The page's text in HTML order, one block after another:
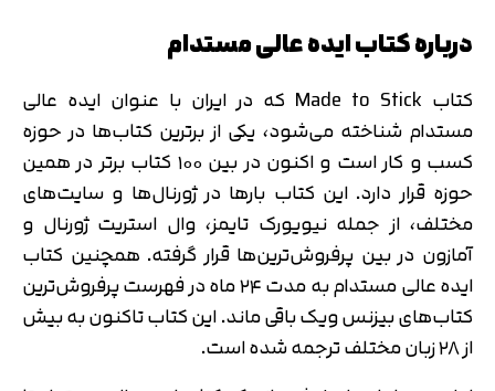
درباره کتاب ایده عالی مستدام
کتاب Made to Stick که در ایران با عنوان ایده عالی
مستدام شناخته می‌شود، یکی از برترین کتاب‌ها در حوزه
کسب و کار است و اکنون در بین ۱۰۰ کتاب برتر در همین
حوزه قرار دارد. این کتاب بارها در ژورنال‌ها و سایت‌های
مختلف، از جمله نیویورک تایمز، وال استریت ژورنال و
آمازون در بین پرفروش‌ترین‌ها قرار گرفته. همچنین کتاب
ایده عالی مستدام به مدت ۲۴ ماه در فهرست پرفروش‌ترین
کتاب‌های بیزنس ویک باقی ماند. این کتاب تاکنون به بیش
از ۲۸ زبان مختلف ترجمه شده است.